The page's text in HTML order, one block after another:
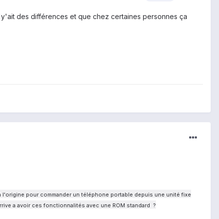
des différences et que chez certaines personnes ça
pour commander un téléphone portable depuis une unité fixe
a avoir ces fonctionnalités avec une ROM standard ?